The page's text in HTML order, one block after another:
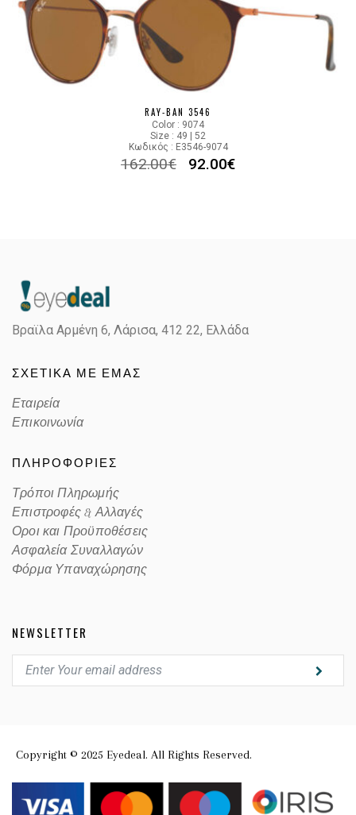
RAY-BAN 3546
Color : 9074
Size : 49 | 52
Κωδικός : E3546-9074
162.00€ 92.00€
Βραϊλα Αρμένη 6, Λάρισα, 412 22, Ελλάδα
ΣΧΕΤΙΚΑ ΜΕ ΕΜΑΣ
Εταιρεία
Επικοινωνία
ΠΛΗΡΟΦΟΡΙΕΣ
Τρόποι Πληρωμής
Επιστροφές & Αλλαγές
Οροι και Προϋποθέσεις
Ασφαλεία Συναλλαγών
Φόρμα Υπαναχώρησης
NEWSLETTER
Copyright © 2025 Eyedeal. All Rights Reserved.